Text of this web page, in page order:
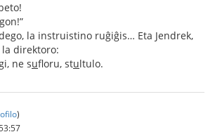
la instruistino ruĝiĝis… Eta Jendrek,
direktoro:
ne sufloru, stultulo.
)